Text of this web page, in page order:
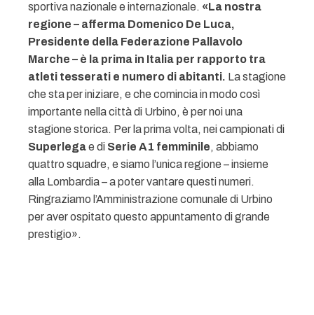
sportiva nazionale e internazionale. «La nostra
regione – afferma Domenico De Luca,
Presidente della Federazione Pallavolo
Marche – è la prima in Italia per rapporto tra
atleti tesserati e numero di abitanti. La stagione
che sta per iniziare, e che comincia in modo così
importante nella città di Urbino, è per noi una
stagione storica. Per la prima volta, nei campionati di
Superlegae di Serie A1 femminile, abbiamo
quattro squadre, e siamo l’unica regione – insieme
alla Lombardia – a poter vantare questi numeri.
Ringraziamo l’Amministrazione comunale di Urbino
per aver ospitato questo appuntamento di grande
prestigio».